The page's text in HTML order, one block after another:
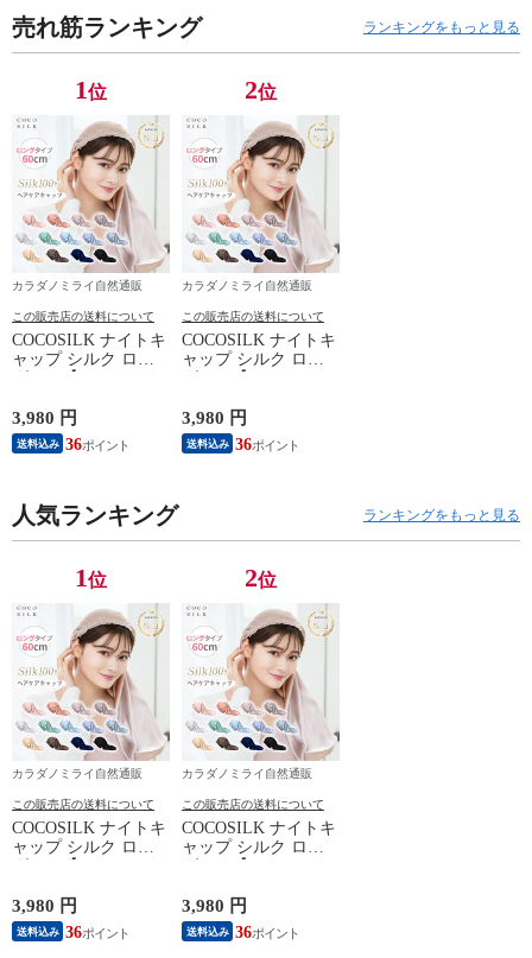
用 帽子 女性 シ
ルク製 保湿 ヘア
実用的 髪の毛 美
容師
用 帽子 女性 シ
ルク製 保湿 ヘア
実用的 髪の毛 美
容師
用 帽子 女性 シ
ルク製 保湿 ヘア
売れ筋ランキング ランキングをもっと見る
1位
カラダノミライ自然通販
この販売店の送料について
COCOSILK ナイトキ
ャップ シルク ロン
グヘア【ココシルク
60cm】ナイトキャッ
プ ロング 筒 シルク
100％ 筒状 6A シル
帽子 女性 シルク製
保湿 摩擦 ヘアケア
3,980 円
送料込み 36
2位
カラダノミライ自然通販
この販売店の送料について
COCOSILK ナイトキ
ャップ シルク ロン
グヘア【ココシルク
60cm】ナイトキャッ
プ ロング 筒 シルク
100％ 筒状 6A シル
3,980 円
送料込み 36
人気ランキング ランキングをもっと見る
1位
カラダノミライ自然通販
この販売店の送料について
COCOSILK ナイトキ
ャップ シルク ロン
グヘア【ココシルク
60cm】ナイトキャッ
プ ロング 筒 シルク
100％ 筒状 6A シル
3,980 円
送料込み 36
2位
カラダノミライ自然通販
この販売店の送料について
COCOSILK ナイトキ
ャップ シルク ロン
グヘア【ココシルク
60cm】ナイトキャッ
プ ロング 筒 シルク
100％ 筒状 6A シル
3,980 円
送料込み 36